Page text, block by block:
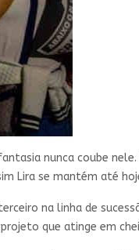
nunca coube
Lira se mantém até
na linha de
que atinge em